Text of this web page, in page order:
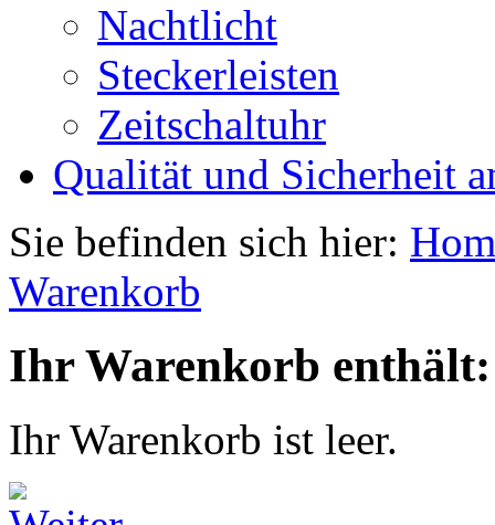
Nachtlicht
Steckerleisten
Zeitschaltuhr
Qualität und Sicherheit
Sie befinden sich hier:
Warenkorb
Ihr Warenkorb enthält:
Ihr Warenkorb ist leer.